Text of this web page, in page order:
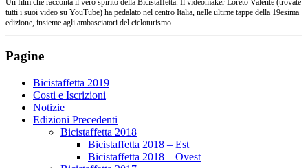
Un film che racconta il vero spirito della Bicistaffetta. Il videomaker Loreto Valente (trovate
tutti i suoi video su YouTube) ha pedalato nel centro Italia, nelle ultime tappe della 19esima
edizione, insieme agli ambasciatori del cicloturismo …
Pagine
Bicistaffetta 2019
Costi e Iscrizioni
Notizie
Edizioni Precedenti
Bicistaffetta 2018
Bicistaffetta 2018 – Est
Bicistaffetta 2018 – Ovest